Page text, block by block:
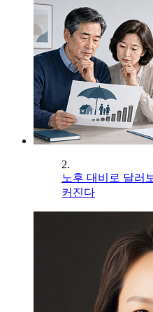
2.
노후 대비로 달러
커진다